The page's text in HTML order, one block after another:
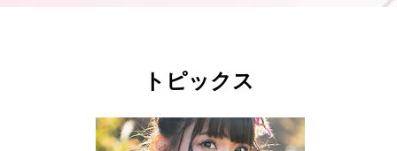
トピックス